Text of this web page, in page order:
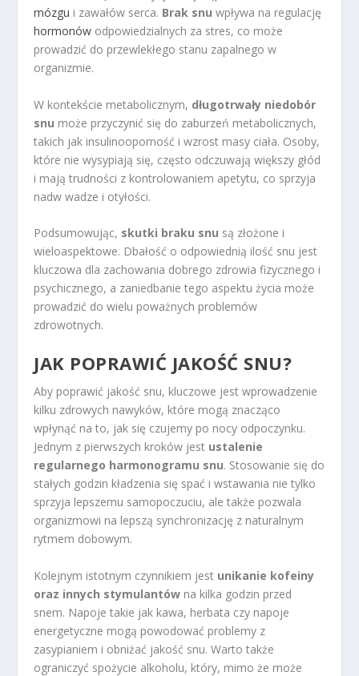
mózgu i zawałów serca. Brak snu wpływa na regulację
hormonów odpowiedzialnych za stres, co może
prowadzić do przewlekłego stanu zapalnego w
organizmie.
W kontekście metabolicznym, długotrwały niedobór
snu może przyczynić się do zaburzeń metabolicznych,
takich jak insulinooporność i wzrost masy ciała. Osoby,
które nie wysypiają się, często odczuwają większy głód
i mają trudności z kontrolowaniem apetytu, co sprzyja
nadw wadze i otyłości.
Podsumowując, skutki braku snu są złożone i
wieloaspektowe. Dbałość o odpowiednią ilość snu jest
kluczowa dla zachowania dobrego zdrowia fizycznego i
psychicznego, a zaniedbanie tego aspektu życia może
prowadzić do wielu poważnych problemów
zdrowotnych.
JAK POPRAWIĆ JAKOŚĆ SNU?
Aby poprawić jakość snu, kluczowe jest wprowadzenie
kilku zdrowych nawyków, które mogą znacząco
wpłynąć na to, jak się czujemy po nocy odpoczynku.
Jednym z pierwszych kroków jest ustalenie
regularnego harmonogramu snu. Stosowanie się do
stałych godzin kładzenia się spać i wstawania nie tylko
sprzyja lepszemu samopoczuciu, ale także pozwala
organizmowi na lepszą synchronizację z naturalnym
rytmem dobowym.
Kolejnym istotnym czynnikiem jest unikanie kofeiny
oraz innych stymulantów na kilka godzin przed
snem. Napoje takie jak kawa, herbata czy napoje
energetyczne mogą powodować problemy z
zasypianiem i obniżać jakość snu. Warto także
ograniczyć spożycie alkoholu, który, mimo że może